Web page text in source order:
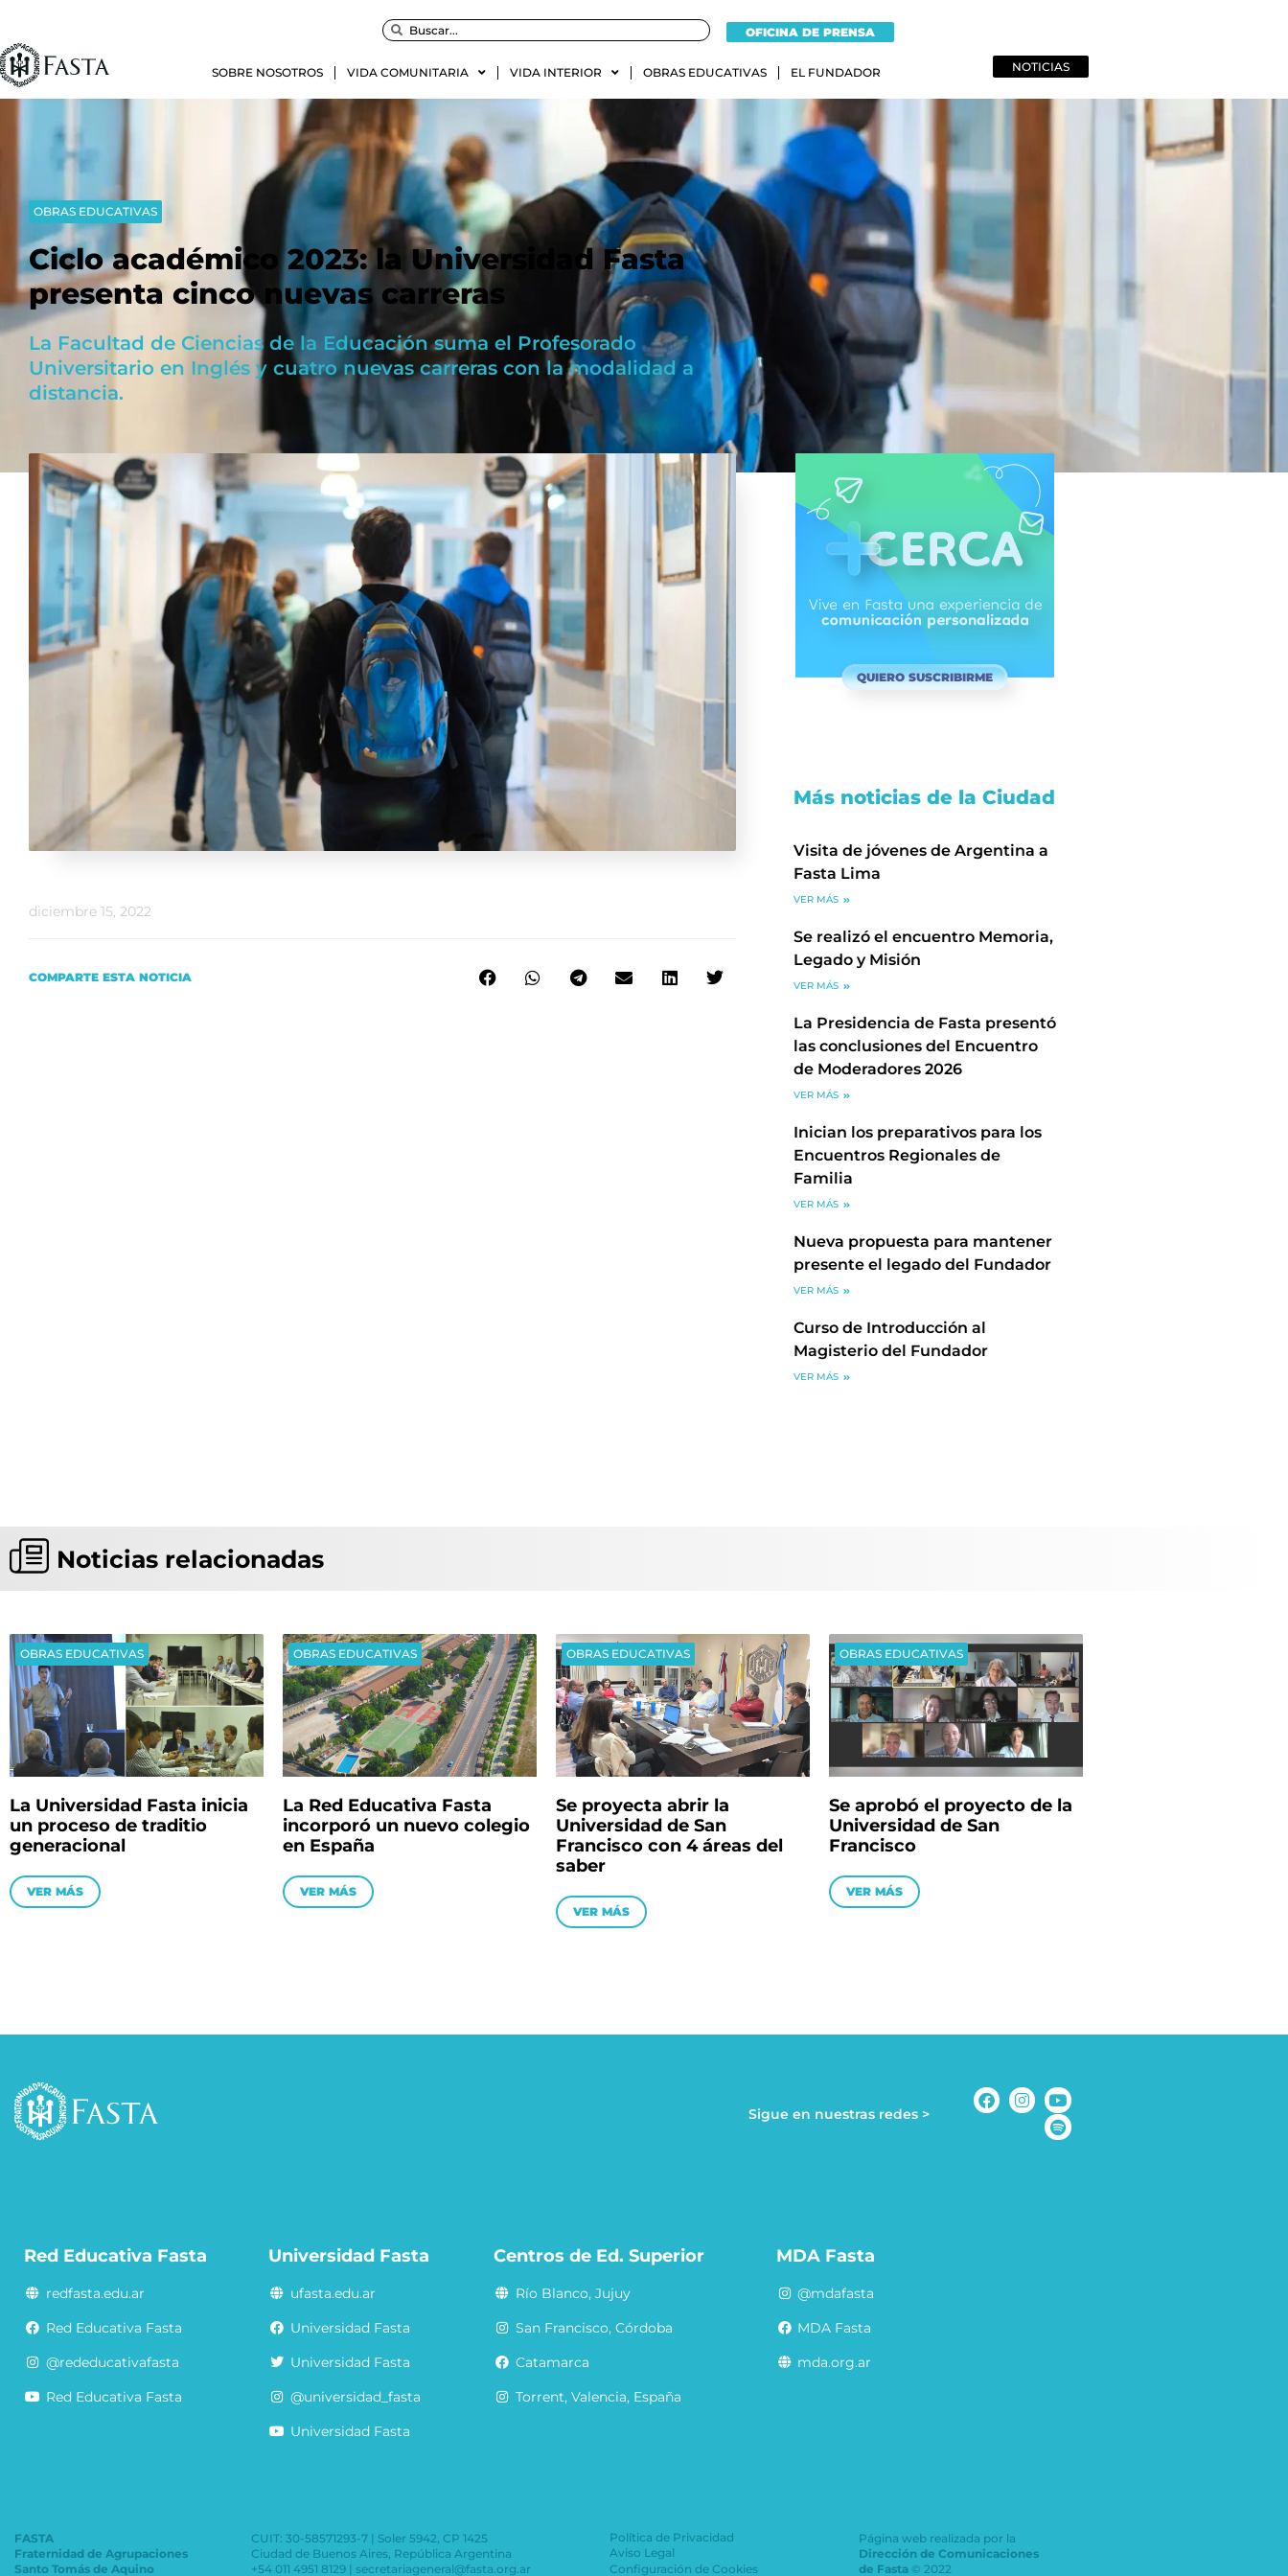
OFICINA DE PRENSA
SOBRE NOSOTROS VIDA COMUNITARIA VIDA INTERIOR OBRAS EDUCATIVAS EL FUNDADOR NOTICIAS
OBRAS EDUCATIVAS
Ciclo académico 2023: la Universidad Fasta
presenta cinco nuevas carreras
La Facultad de Ciencias de la Educación suma el Profesorado
Universitario en Inglés y cuatro nuevas carreras con la modalidad a
distancia.
diciembre 15, 2022
COMPARTE ESTA NOTICIA
QUIERO SUSCRIBIRME
Más noticias de la Ciudad
Visita de jóvenes de Argentina a
Fasta Lima
VER MÁS
Se realizó el encuentro Memoria,
Legado y Misión
VER MÁS
La Presidencia de Fasta presentó
las conclusiones del Encuentro
de Moderadores 2026
VER MÁS
Inician los preparativos para los
Encuentros Regionales de
Familia
VER MÁS
Nueva propuesta para mantener
presente el legado del Fundador
VER MÁS
Curso de Introducción al
Magisterio del Fundador
VER MÁS
Noticias relacionadas
OBRAS EDUCATIVAS
La Universidad Fasta inicia
un proceso de traditio
generacional
VER MÁS
OBRAS EDUCATIVAS
La Red Educativa Fasta
incorporó un nuevo colegio
en España
VER MÁS
OBRAS EDUCATIVAS
Se proyecta abrir la
Universidad de San
Francisco con 4 áreas del
saber
VER MÁS
OBRAS EDUCATIVAS
Se aprobó el proyecto de la
Universidad de San
Francisco
VER MÁS
Sigue en nuestras redes >
Red Educativa Fasta
redfasta.edu.ar
Red Educativa Fasta
@rededucativafasta
Red Educativa Fasta
Universidad Fasta
ufasta.edu.ar
Universidad Fasta
Universidad Fasta
@universidad_fasta
Universidad Fasta
Centros de Ed. Superior
Río Blanco, Jujuy
San Francisco, Córdoba
Catamarca
Torrent, Valencia, España
MDA Fasta
@mdafasta
MDA Fasta
mda.org.ar
FASTA
Fraternidad de Agrupaciones
Santo Tomás de Aquino
CUIT: 30-58571293-7 | Soler 5942, CP 1425
Ciudad de Buenos Aires, República Argentina
+54 011 4951 8129 | secretariageneral@fasta.org.ar
Política de Privacidad
Aviso Legal
Configuración de Cookies
Página web realizada por la
Dirección de Comunicaciones
de Fasta© 2022